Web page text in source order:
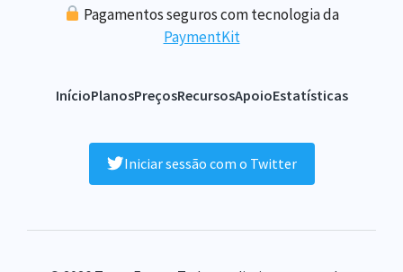
Pagamentos seguros com tecnologia da
PaymentKit
InícioPlanosPreçosRecursosApoioEstatísticas
Iniciar sessão com o Twitter